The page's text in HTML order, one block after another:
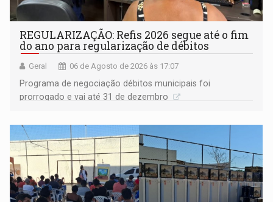
REGULARIZAÇÃO: Refis 2026 segue até o fim
do ano para regularização de débitos
Geral 06 de Agosto de 2026 às 17:07
Programa de negociação débitos municipais foi
prorrogado e vai até 31 de dezembro